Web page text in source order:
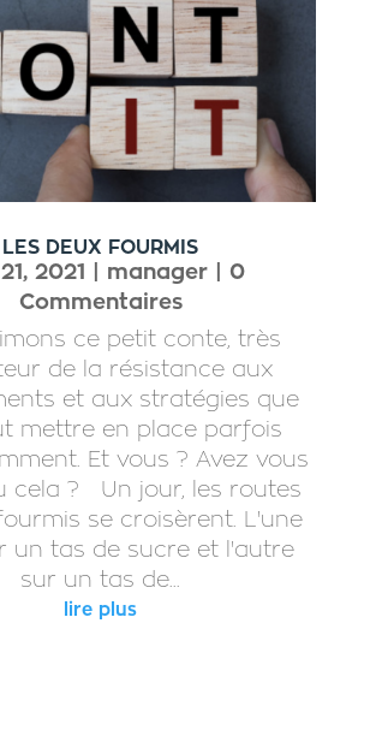
LES DEUX FOURMIS
2021 manager | 0
Commentaires
ce petit conte, très
de la résistance aux
et aux stratégies que
mettre en place parfois
Et vous ? Avez vous
cela ? Un jour, les routes
se croisèrent. L'une
un tas de sucre et l'autre
sur un tas de...
lire plus